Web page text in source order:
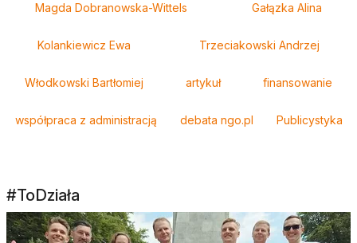
Magda Dobranowska-Wittels Gałązka Alina
Kolankiewicz Ewa Trzeciakowski Andrzej
Włodkowski Bartłomiej artykuł finansowanie
współpraca z administracją debata ngo.pl Publicystyka
#ToDziała